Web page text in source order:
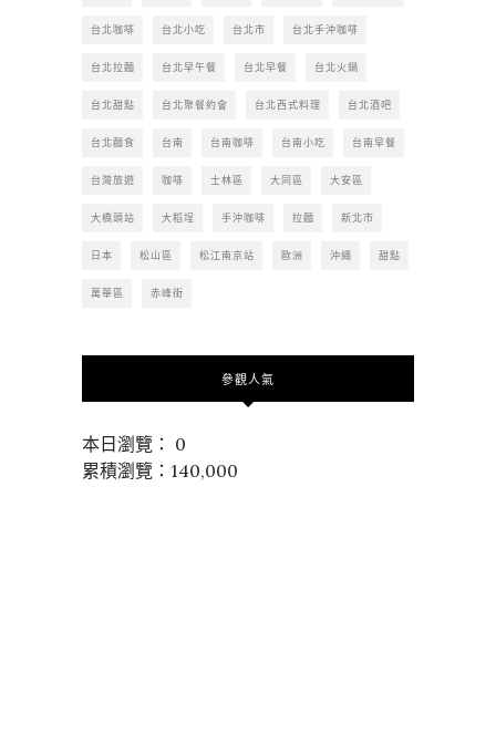
台北咖啡 台北小吃 台北市 台北手沖咖啡
台北拉麵 台北早午餐 台北早餐 台北火鍋
台北甜點 台北聚餐約會 台北西式料理 台北酒吧
台北麵食 台南 台南咖啡 台南小吃 台南早餐
台灣旅遊 咖啡 士林區 大同區 大安區
大橋頭站 大稻埕 手沖咖啡 拉麵 新北市
日本 松山區 松江南京站 歐洲 沖繩 甜點
萬華區 赤峰街
參觀人氣
本日瀏覽： 0
累積瀏覽：140,000